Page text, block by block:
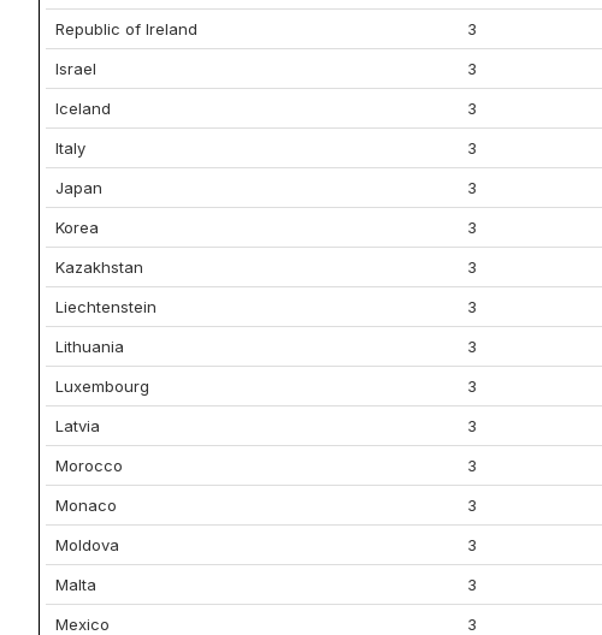
Republic of Ireland 3
Israel 3
Iceland 3
Italy 3
Japan 3
Korea 3
Kazakhstan 3
Liechtenstein 3
Lithuania 3
Luxembourg 3
Latvia 3
Morocco 3
Monaco 3
Moldova 3
Malta 3
Mexico 3